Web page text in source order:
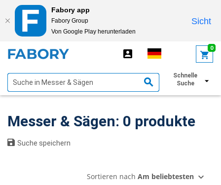
Fabory app
Fabory Group
Von Google Play herunterladen
Sicht
0
Schnelle
Suche
Filter anzeigen
Messer & Sägen: 0 produkte
Suche speichern
Sortieren nach Am beliebtesten